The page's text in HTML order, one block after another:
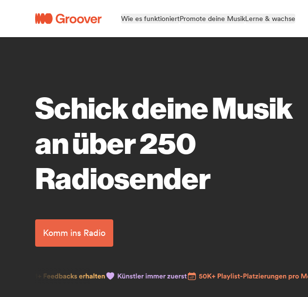
Wie es funktioniertPromote deine MusikLerne & wachse
Schick deine Musik
an über 250
Radiosender
Komm ins Radio